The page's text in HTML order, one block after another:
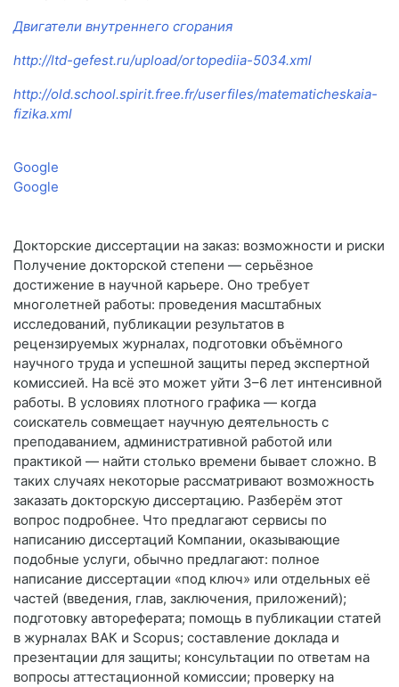
Двигатели внутреннего сгорания
http://ltd-gefest.ru/upload/ortopediia-5034.xml
http://old.school.spirit.free.fr/userfiles/matematicheskaia-
fizika.xml
Google
Google
Докторские диссертации на заказ: возможности и риски
Получение докторской степени — серьёзное
достижение в научной карьере. Оно требует
многолетней работы: проведения масштабных
исследований, публикации результатов в
рецензируемых журналах, подготовки объёмного
научного труда и успешной защиты перед экспертной
комиссией. На всё это может уйти 3–6 лет интенсивной
работы. В условиях плотного графика — когда
соискатель совмещает научную деятельность с
преподаванием, административной работой или
практикой — найти столько времени бывает сложно. В
таких случаях некоторые рассматривают возможность
заказать докторскую диссертацию. Разберём этот
вопрос подробнее. Что предлагают сервисы по
написанию диссертаций Компании, оказывающие
подобные услуги, обычно предлагают: полное
написание диссертации «под ключ» или отдельных её
частей (введения, глав, заключения, приложений);
подготовку автореферата; помощь в публикации статей
в журналах ВАК и Scopus; составление доклада и
презентации для защиты; консультации по ответам на
вопросы аттестационной комиссии; проверку на